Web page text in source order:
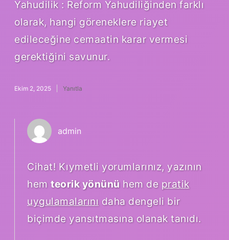
Yahudilik : Reform Yahudiliğinden farklı
olarak, hangi göreneklere riayet
edileceğine cemaatin karar vermesi
gerektiğini savunur.
Ekim 2, 2025 Yanıtla
admin
Cihat! Kıymetli yorumlarınız, yazının
hem teorik yönünühem de pratik
uygulamalarını daha dengeli bir
biçimde yansıtmasına olanak tanıdı.